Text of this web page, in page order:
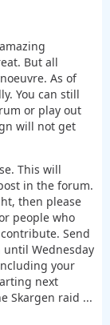
But all
As of
You can still
or play out
will not get
This will
in the forum.
then please
people who
Send
Wednesday
your
next
Skargen raid ...